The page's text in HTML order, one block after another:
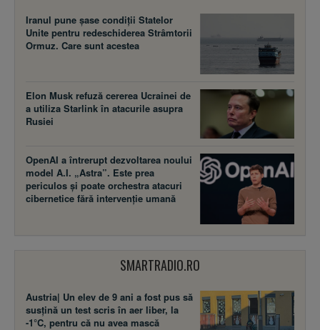
Iranul pune șase condiții Statelor
Unite pentru redeschiderea Strâmtorii
Ormuz. Care sunt acestea
Elon Musk refuză cererea Ucrainei de
a utiliza Starlink în atacurile asupra
Rusiei
OpenAI a întrerupt dezvoltarea noului
model A.I. „Astra”. Este prea
periculos și poate orchestra atacuri
cibernetice fără intervenție umană
SMARTRADIO.RO
Austria| Un elev de 9 ani a fost pus să
susţină un test scris în aer liber, la
-1°C, pentru că nu avea mască